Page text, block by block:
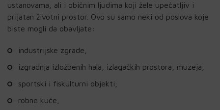
ustanovama, ali i običnim ljudima koji žele upečatljiv i
prijatan životni prostor. Ovo su samo neki od poslova koje
biste mogli da obavljate:
industrijske zgrade,
izgradnja izložbenih hala, izlagačkih prostora, muzeja,
sportski i fiskulturni objekti,
robne kuće,